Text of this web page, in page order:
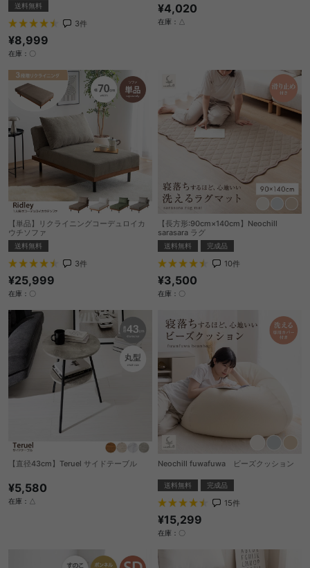
送料無料
3件
¥8,999
在庫：〇
¥4,020
在庫：△
【単品】リクライニングコーデュロイカ
ウチソファ
送料無料
3件
¥25,999
在庫：〇
【長方形:90cm×140cm】Neochill
sarasara ラグ
送料無料 完成品
10件
¥3,500
在庫：〇
【直径43cm】Teruel サイドテーブル
¥5,580
在庫：△
Neochill fuwafuwa ビーズクッション
送料無料 完成品
15件
¥15,299
在庫：〇